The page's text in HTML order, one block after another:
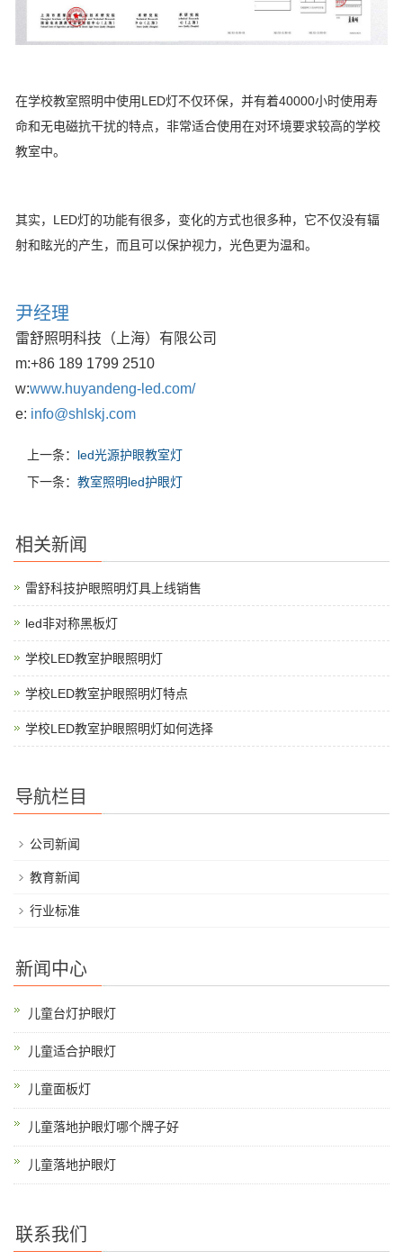
在学校教室照明中使用LED灯不仅环保，并有着40000小时使用寿
命和无电磁抗干扰的特点，非常适合使用在对环境要求较高的学校
教室中。
其实，LED灯的功能有很多，变化的方式也很多种，它不仅没有辐
射和眩光的产生，而且可以保护视力，光色更为温和。
尹经理
雷舒照明科技（上海）有限公司
m:+86 189 1799 2510
w:www.huyandeng-led.com/
e: info@shlskj.com
上一条： led光源护眼教室灯
下一条： 教室照明led护眼灯
相关新闻
雷舒科技护眼照明灯具上线销售
led非对称黑板灯
学校LED教室护眼照明灯
学校LED教室护眼照明灯特点
学校LED教室护眼照明灯如何选择
导航栏目
公司新闻
教育新闻
行业标准
新闻中心
儿童台灯护眼灯
儿童适合护眼灯
儿童面板灯
儿童落地护眼灯哪个牌子好
儿童落地护眼灯
联系我们